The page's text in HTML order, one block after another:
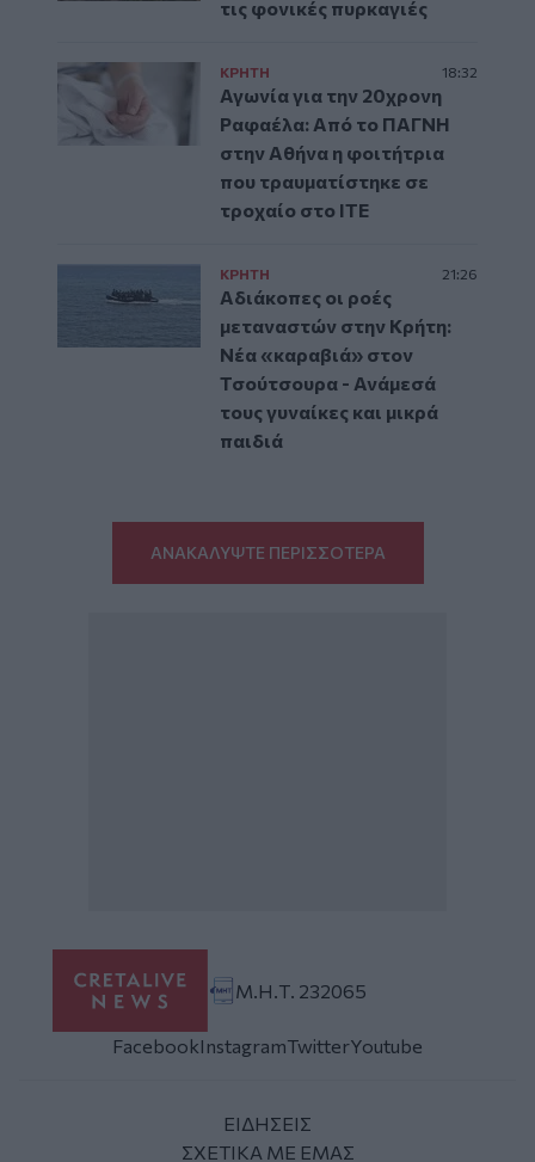
τις φονικές πυρκαγιές
ΚΡΗΤΗ 18:32
Αγωνία για την 20χρονη
Ραφαέλα: Από το ΠΑΓΝΗ
στην Αθήνα η φοιτήτρια
που τραυματίστηκε σε
τροχαίο στο ΙΤΕ
ΚΡΗΤΗ 21:26
Αδιάκοπες οι ροές
μεταναστών στην Κρήτη:
Νέα «καραβιά» στον
Τσούτσουρα - Ανάμεσά
τους γυναίκες και μικρά
παιδιά
ΑΝΑΚΑΛΥΨΤΕ ΠΕΡΙΣΣΟΤΕΡΑ
Μ.Η.Τ. 232065
FacebookInstagramTwitterYoutube
ΕΙΔΗΣΕΙΣ
ΣΧΕΤΙΚΑ ΜΕ ΕΜΑΣ